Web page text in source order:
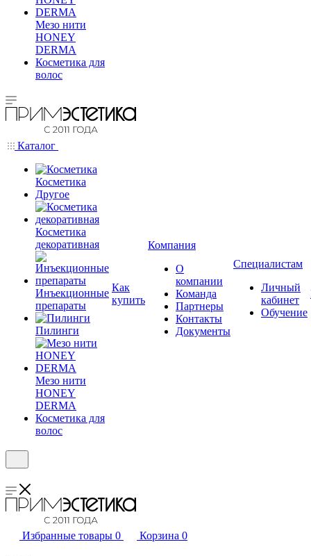
Мезо нити
HONEY
DERMA
Косметика для
волос
Каталог
Косметика
Другое
Косметика
декоративная
Инъекционные
препараты
Пилинги
Мезо нити
HONEY
DERMA
Косметика для
волос
Как
купить
Компания
О
компании
Команда
Партнеры
Контакты
Документы
Специалистам
Личный
кабинет
Обучение
Избранные товары 0 Корзина 0